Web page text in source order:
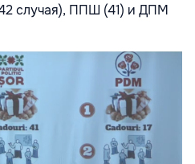
случая), ППШ (41) и ДПМ